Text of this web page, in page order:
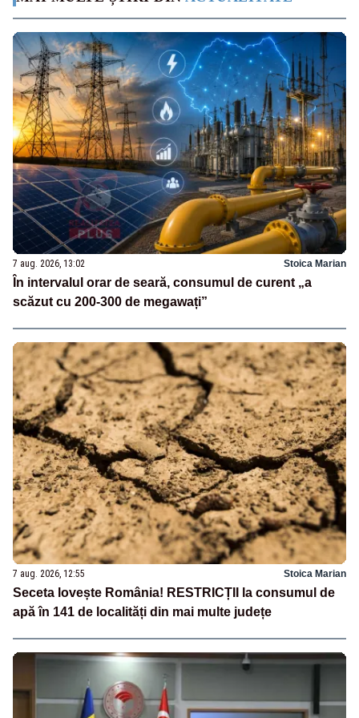
7 aug. 2026, 13:02 Stoica Marian
În intervalul orar de seară, consumul de curent „a
scăzut cu 200-300 de megawați”
7 aug. 2026, 12:55 Stoica Marian
Seceta lovește România! RESTRICȚII la consumul de
apă în 141 de localități din mai multe județe